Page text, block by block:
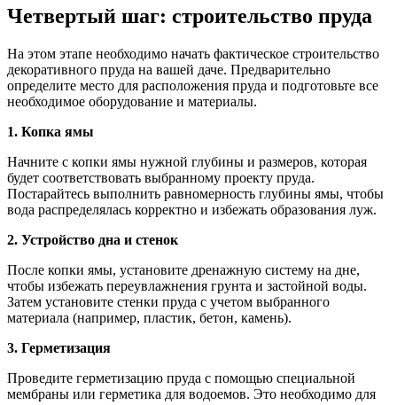
Четвертый шаг: строительство пруда
На этом этапе необходимо начать фактическое строительство
декоративного пруда на вашей даче. Предварительно
определите место для расположения пруда и подготовьте все
необходимое оборудование и материалы.
1. Копка ямы
Начните с копки ямы нужной глубины и размеров, которая
будет соответствовать выбранному проекту пруда.
Постарайтесь выполнить равномерность глубины ямы, чтобы
вода распределялась корректно и избежать образования луж.
2. Устройство дна и стенок
После копки ямы, установите дренажную систему на дне,
чтобы избежать переувлажнения грунта и застойной воды.
Затем установите стенки пруда с учетом выбранного
материала (например, пластик, бетон, камень).
3. Герметизация
Проведите герметизацию пруда с помощью специальной
мембраны или герметика для водоемов. Это необходимо для